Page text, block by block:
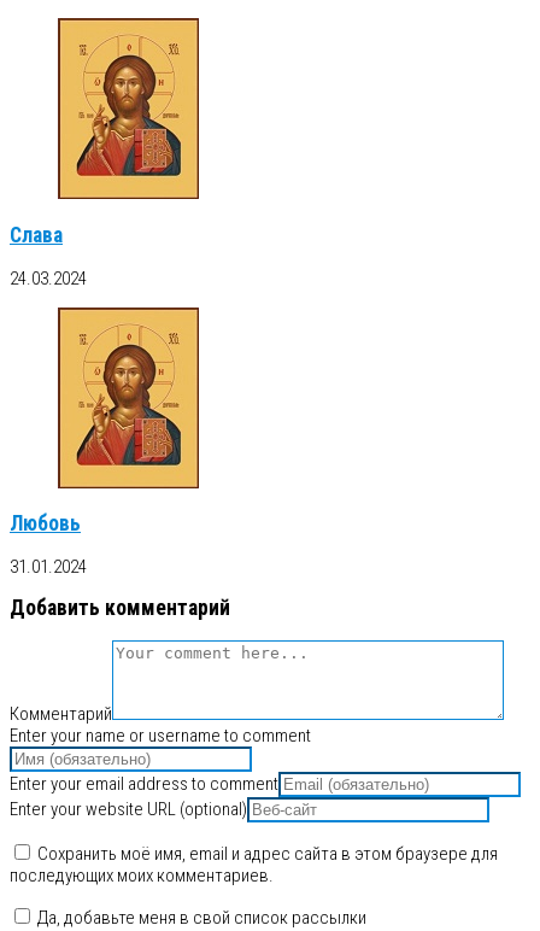
Слава
24.03.2024
Любовь
31.01.2024
Добавить комментарий
Комментарий
Enter your name or username to comment
Enter your email address to comment
Enter your website URL (optional)
Сохранить моё имя, email и адрес сайта в этом браузере для
последующих моих комментариев.
Да, добавьте меня в свой список рассылки